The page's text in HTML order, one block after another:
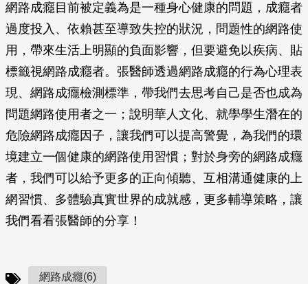
網路成癮目前被定義為是一種身心健康的問題，成癮者
過度投入、依賴甚至導致失控的狀況，問題性的網路使
用，帶來生活上明顯的負面影響，但要避免以疾病、貼
標籤視網路成癮者。張醫師透過網路成癮的行為心理表
現、網路成癮檢測標準，帶我們去思考自己是否也成為
問題網路使用者之一；說明華人文化、就學學生潛在的
危險網路成癮因子，讓我們可以提高警覺，為我們的環
境建立一個健康的網路使用習慣；對於身旁的網路成癮
者，我們可以給予更多的正向傾聽、互相溝通健康的上
網習慣、多體驗真實世界的成就感，更多輔導策略，讓
我們看看張醫師的分享！
網路成癮(6)